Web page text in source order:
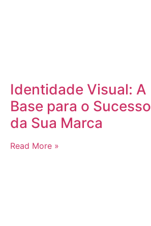
Identidade Visual: A
Base para o Sucesso
da Sua Marca
Read More »